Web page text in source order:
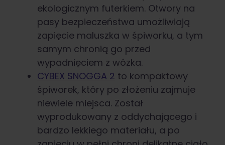
ekologicznym futerkiem. Otwory na
pasy bezpieczeństwa umożliwiają
zapięcie maluszka w śpiworku, a tym
samym chronią go przed
wypadnięciem z wózka.
CYBEX SNOGGA 2 to kompaktowy
śpiworek, który po złożeniu zajmuje
niewiele miejsca. Został
wyprodukowany z oddychającego i
bardzo lekkiego materiału, a po